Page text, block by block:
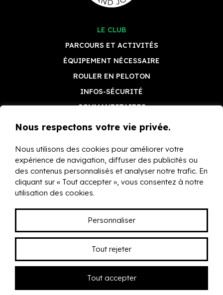
LE CLUB
PARCOURS ET ACTIVITÉS
ÉQUIPEMENT NÉCESSAIRE
ROULER EN PELOTON
INFOS-SÉCURITÉ
COMMANDITAIRES
10, rue Pierre-de-Coubertin - St-Charles-Borromée J6E
8A8 - Tél.: (450) 421-1750 -
©2022-2025 Tous droits réservés - Club de Vélo du Grand
Nous respectons votre vie privée.
Nous utilisons des cookies pour améliorer votre
expérience de navigation, diffuser des publicités ou
des contenus personnalisés et analyser notre trafic. En
cliquant sur « Tout accepter », vous consentez à notre
utilisation des cookies.
Personnaliser
Tout rejeter
Tout accepter